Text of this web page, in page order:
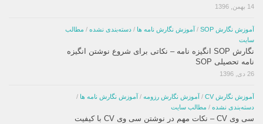
14 بهمن, 1396
آموزش نگارش SOP / آموزش نگارش نامه ها / دسته‌بندی نشده / مطالب
سایت
نگارش SOP انگیزه نامه – نکاتی برای شروع نوشتن انگیزه
نامه تحصیلی SOP
26 دی, 1396
آموزش نگارش CV / آموزش نگارش رزومه / آموزش نگارش نامه ها /
دسته‌بندی نشده / مطالب سایت
سی وی CV – نکات مهم در نوشتن سی وی CV با کیفیت